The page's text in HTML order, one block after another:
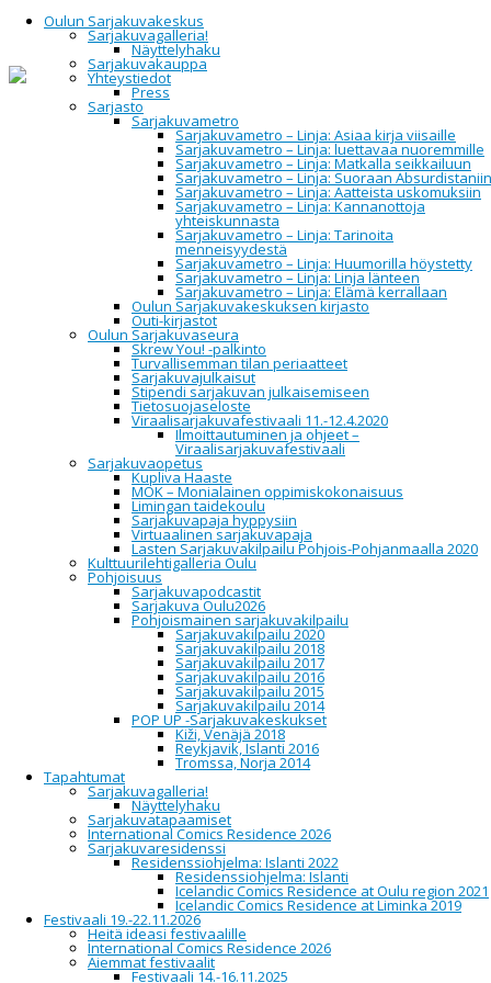
Oulun Sarjakuvakeskus
Sarjakuvagalleria!
Näyttelyhaku
Sarjakuvakauppa
Yhteystiedot
Press
Sarjasto
Sarjakuvametro
Sarjakuvametro – Linja: Asiaa kirja viisaille
Sarjakuvametro – Linja: luettavaa nuoremmille
Sarjakuvametro – Linja: Matkalla seikkailuun
Sarjakuvametro – Linja: Suoraan Absurdistaniin
Sarjakuvametro – Linja: Aatteista uskomuksiin
Sarjakuvametro – Linja: Kannanottoja
yhteiskunnasta
Sarjakuvametro – Linja: Tarinoita
menneisyydestä
Sarjakuvametro – Linja: Huumorilla höystetty
Sarjakuvametro – Linja: Linja länteen
Sarjakuvametro – Linja: Elämä kerrallaan
Oulun Sarjakuvakeskuksen kirjasto
Outi-kirjastot
Oulun Sarjakuvaseura
Skrew You! -palkinto
Turvallisemman tilan periaatteet
Sarjakuvajulkaisut
Stipendi sarjakuvan julkaisemiseen
Tietosuojaseloste
Viraalisarjakuvafestivaali 11.-12.4.2020
Ilmoittautuminen ja ohjeet –
Viraalisarjakuvafestivaali
Sarjakuvaopetus
Kupliva Haaste
MOK – Monialainen oppimiskokonaisuus
Limingan taidekoulu
Sarjakuvapaja hyppysiin
Virtuaalinen sarjakuvapaja
Lasten Sarjakuvakilpailu Pohjois-Pohjanmaalla 2020
Kulttuurilehtigalleria Oulu
Pohjoisuus
Sarjakuvapodcastit
Sarjakuva Oulu2026
Pohjoismainen sarjakuvakilpailu
Sarjakuvakilpailu 2020
Sarjakuvakilpailu 2018
Sarjakuvakilpailu 2017
Sarjakuvakilpailu 2016
Sarjakuvakilpailu 2015
Sarjakuvakilpailu 2014
POP UP -Sarjakuvakeskukset
Kiži, Venäjä 2018
Reykjavik, Islanti 2016
Tromssa, Norja 2014
Tapahtumat
Sarjakuvagalleria!
Näyttelyhaku
Sarjakuvatapaamiset
International Comics Residence 2026
Sarjakuvaresidenssi
Residenssiohjelma: Islanti 2022
Residenssiohjelma: Islanti
Icelandic Comics Residence at Oulu region 2021
Icelandic Comics Residence at Liminka 2019
Festivaali 19.-22.11.2026
Heitä ideasi festivaalille
International Comics Residence 2026
Aiemmat festivaalit
Festivaali 14.-16.11.2025
HomeOulun Sarjakuvakeskus
Tapahtumat
Upcoming
2018
2019
2020
2021
2022
2023
2024
2025
2026
Event Information:
su
03
joulu
2017
Jorma Pitkänen: Jopen juhlakirja
Taidemuseo / Art museum, Kasarmintie 9,
"Savolaiselle ei pitäisi koskaan antaa kynää ja
paperia käteen, siitä meikäläinen on varottava
esimerkki."
- JOPE
Kuvatyön sankari, sarjakuvan
stahanovilainenJorma Jope Pitkänen on
saavuttanut miehen iän. 70 ikävuoteen mahtuu
muun elämän ja elämöinnin ohella 40 000
julkaistua sarjakuvaa. Se on maailman
mittaluokassakin uskomaton luku.
Jopen hahmot eivät ole sarjakuvasankareita vaan